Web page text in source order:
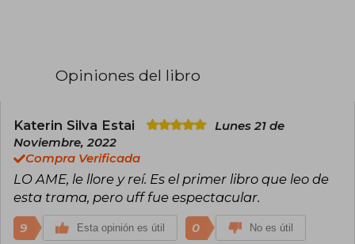
Actualmente, ejerce como profesora de
escritura. En cada momento libre, e incluso en
aquellos que no lo son tanto, crea historias
llenas de emoción y personajes entrañables
que cautivan a sus lectores.
Entre sus obras destacan "Eximidos" (2022), "El
pecador de Oxford" (2022) y "Hasta que deje de
doler" (2023), consolidándola como una voz
fresca y auténtica en la narrativa
Opiniones del libro
Katerin Silva Estai
Lunes 21 de
Noviembre, 2022
Compra Verificada
LO AME, le llore y reí. Es el primer libro que leo de
esta trama, pero uff fue espectacular.
9 Esta opinión es útil 0 No es útil